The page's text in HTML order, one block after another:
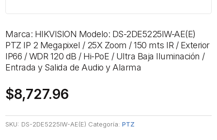
Marca: HIKVISION Modelo: DS-2DE5225IW-AE(E)
PTZ IP 2 Megapixel / 25X Zoom / 150 mts IR / Exterior
IP66 / WDR 120 dB / Hi-PoE / Ultra Baja Iluminación /
Entrada y Salida de Audio y Alarma
$8,727.96
SKU: DS-2DE5225IW-AE(E) Categoría:PTZ